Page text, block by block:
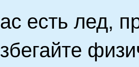
есть лед,